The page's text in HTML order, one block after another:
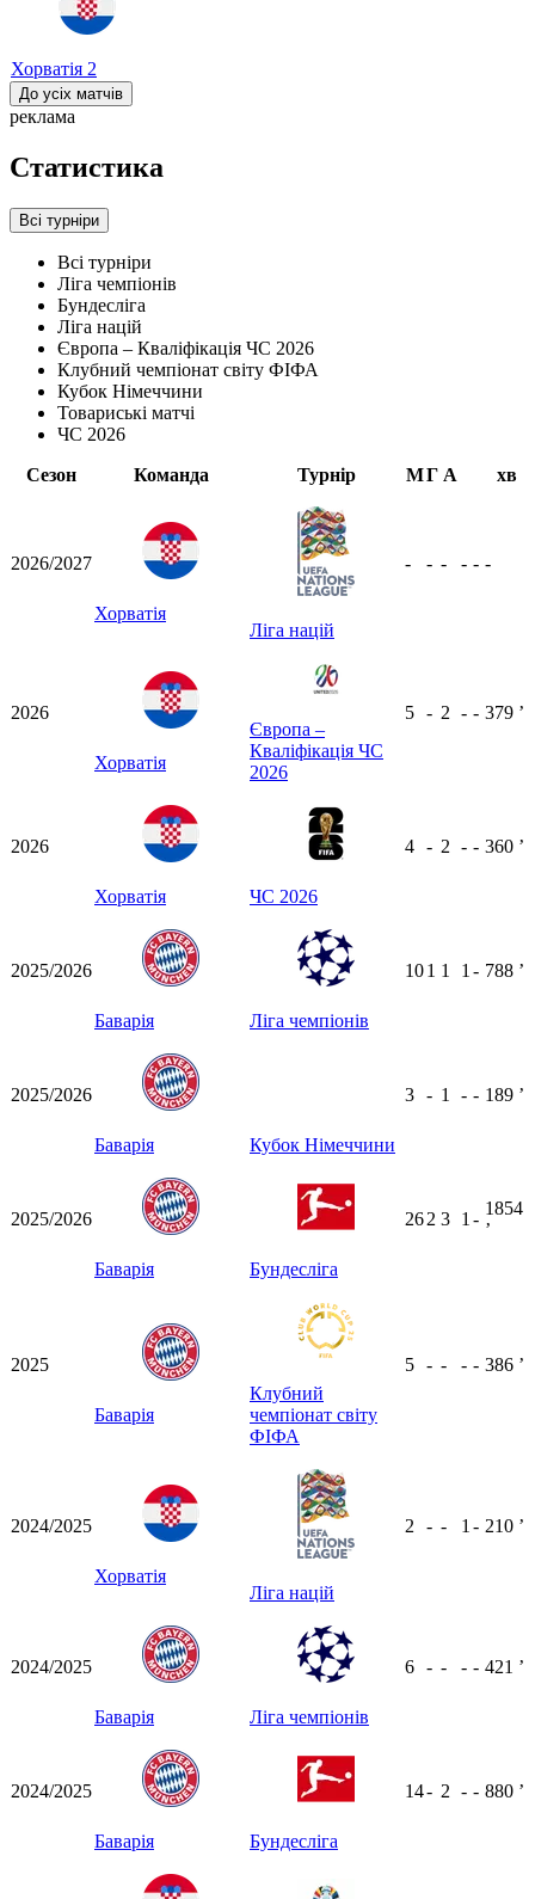
Хорватія 2
До усіх матчів
реклама
Статистика
Всі турніри
Всі турніри
Ліга чемпіонів
Бундесліга
Ліга націй
Європа – Кваліфікація ЧС 2026
Клубний чемпіонат світу ФІФА
Кубок Німеччини
Товариські матчі
ЧС 2026
Сезон
Команда Турнір МГ А хв
2026/2027
Хорватія
Ліга націй
- - - - - -
2026
Хорватія
Європа –
Кваліфікація ЧС
2026
5 - 2 - - 379 ʼ
2026
Хорватія ЧС 2026
4 - 2 - - 360 ʼ
2025/2026
Баварія Ліга чемпіонів
101 1 1 - 788 ʼ
2025/2026
Баварія Кубок Німеччини
3 - 1 - - 189 ʼ
2025/2026
Баварія Бундесліга
262 3 1 -
1854
ʼ
2025
Баварія
Клубний
чемпіонат світу
ФІФА
5 - - - - 386 ʼ
2024/2025
Хорватія
Ліга націй
2 - - 1 - 210 ʼ
2024/2025
Баварія Ліга чемпіонів
6 - - - - 421 ʼ
2024/2025
Баварія Бундесліга
14- 2 - - 880 ʼ